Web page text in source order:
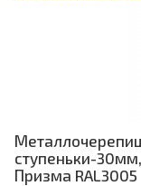
ступеньки-
Призма RAL3005